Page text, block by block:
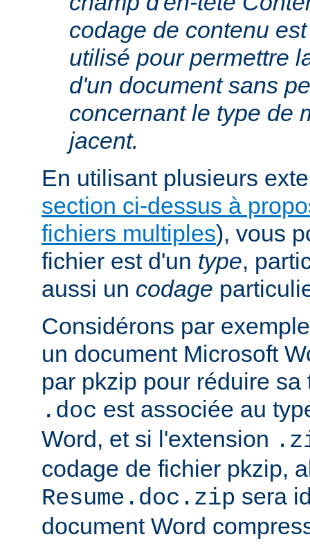
codage de contenu
utilisé pour permettre
d'un document sans
concernant le type de
jacent.
En utilisant plusieurs
section ci-dessus à
fichiers multiples), vous
fichier est d'un type,
aussi un codage
Considérons par
un document Microsoft
par pkzip pour réduire
.doc est associée au
Word, et si l'extension
codage de fichier pkzip,
Resume.doc.zip sera
document Word